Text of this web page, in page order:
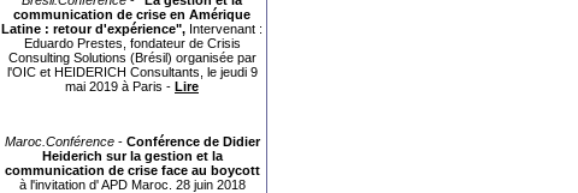
communication de crise en Amérique
Latine : retour d'expérience", Intervenant :
Eduardo Prestes, fondateur de Crisis
Consulting Solutions (Brésil) organisée par
l'OIC et HEIDERICH Consultants, le jeudi 9
mai 2019 à Paris - Lire
Maroc.Conférence- Conférence de Didier
Heiderich sur la gestion et la
communication de crise face au boycott
à l'invitation d' APD Maroc. 28 juin 2018